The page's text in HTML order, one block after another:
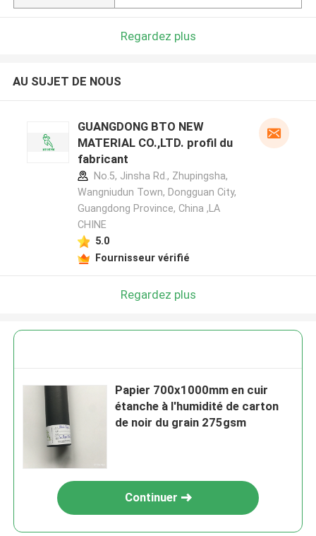
Regardez plus
AU SUJET DE NOUS
GUANGDONG BTO NEW
MATERIAL CO.,LTD. profil du
fabricant
No.5, Jinsha Rd., Zhupingsha,
Wangniudun Town, Dongguan City,
Guangdong Province, China ,LA
CHINE
5.0
Fournisseur vérifié
Regardez plus
Papier 700x1000mm en cuir
étanche à l'humidité de carton
de noir du grain 275gsm
Continuer